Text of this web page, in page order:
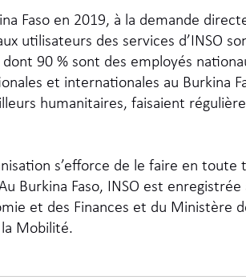
Faso en 2019, à la demande
utilisateurs des services d’INSO
90 % sont des employés
et internationales au Burkina
humanitaires, faisaient
s’efforce de le faire en toute
Burkina Faso, INSO est enregistrée
et des Finances et du Ministère
Mobilité.